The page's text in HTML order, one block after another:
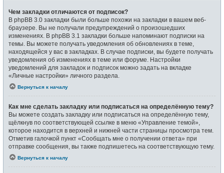
Чем закладки отличаются от подписок?
В phpBB 3.0 закладки были больше похожи на закладки в вашем веб-
браузере. Вы не получали предупреждений о произошедших
изменениях. В phpBB 3.1 закладки больше напоминают подписки на
темы. Вы можете получать уведомления об обновлениях в теме,
находящейся у вас в закладках. В случае подписки, вы будете получать
уведомления об изменениях в теме или форуме. Настройки
уведомлений для закладок и подписок можно задать на вкладке
«Личные настройки» личного раздела.
Вернуться к началу
Как мне сделать закладку или подписаться на определённую тему?
Вы можете создать закладку или подписаться на определённую тему,
щёлкнув по соответствующей ссылке в меню «Управление темой»,
которое находится в верхней и нижней части страницы просмотра тем.
Отметив галочкой пункт «Сообщать мне о получении ответа» при
отправке сообщения, вы также подпишетесь на соответствующую тему.
Вернуться к началу